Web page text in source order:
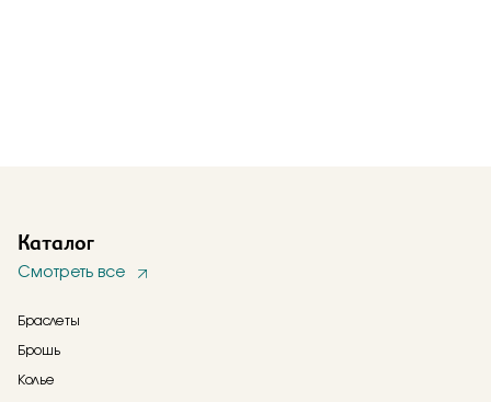
Каталог
Смотреть все
Браслеты
Брошь
Колье